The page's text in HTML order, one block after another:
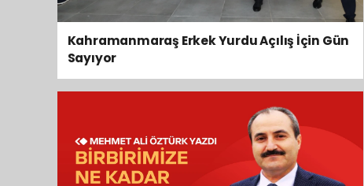
Kahramanmaraş Erkek Yurdu Açılış İçin Gün
Sayıyor